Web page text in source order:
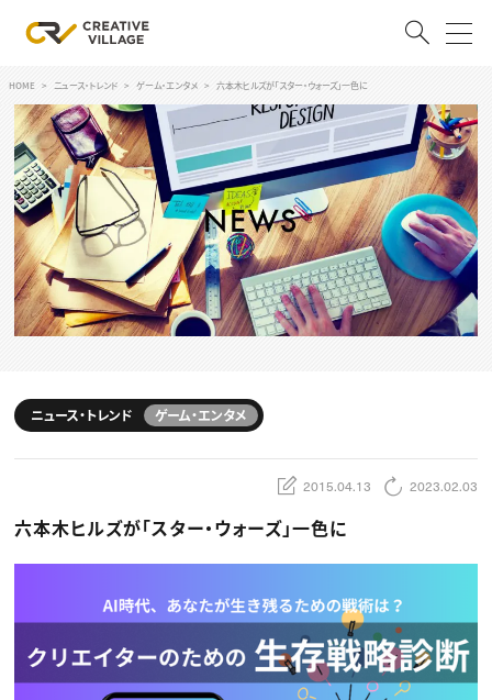
ログイン 会員登録
RECRUIT
クリエイター求人を探す
CREATIVE JOB求人検索
特集求人
採用説明会
スキルアップしたい！
デザイン
編集・ライティング
マーケティング
業界解説・キャリア事情
TOP Creator’s コラム
Webクリエイター
アプリクリエイター
映像クリエイター
クリエイターインタビュー
C＆R Magazine
セミナー
ニュース・トレンド トップ
Web
映像
ゲーム・エンタメ
広告
HOME ニュース・トレンド ゲーム・エンタメ 六本木ヒルズが「スター・ウォーズ」一色に
ニュース・トレンド ゲーム・エンタメ
2015.04.13 2023.02.03
六本木ヒルズが「スター・ウォーズ」一色に